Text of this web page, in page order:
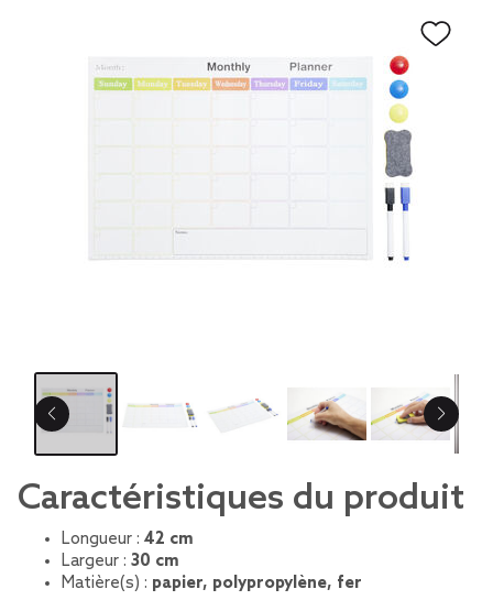
Caractéristiques du produit
Longueur : 42 cm
Largeur : 30 cm
Matière(s) : papier, polypropylène, fer